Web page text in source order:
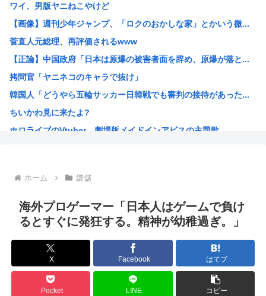
【画像】俺たちの姫、佳子さまのお気に入りのドレスがこちら...
エヌビディア、次期モデルから搭載メモリを半減させると発表...
【自民統一の広報紙】産経新聞 東北での発行休止へ
ヨーロッパが中国製メガソーラーを締め出しｗｗｗ
【NHK激震】職員への性被害を公表…番組出演者Xは事実上...
【アリババ】世界最大級のオープンなAIモデル「Qｗeｎ3...
インドネシア「高速鉄道！」中国「大赤字！」インドネシア「...
ワイ、男版ヤニねこやけど
【画像】週刊少年ジャンプ、「ロクのおかしな家」とかいう微...
菅直人元総理、再評価されるwww
【正論】中国政府「日本は原爆の被害者面を辞め、原爆が落と...
拷問官「ヤニネコのキャラで抜け」
韓国人「どうやら五輪サッカー日韓戦でも審判の接待があった...
ちいかわ見に来たよ?
ホロライブのVtuber、劇場版メイドインアビスの主題歌...
クウラ「…着床したな」 悟空「 」
トランプ「結局のところ(次期大統領選で)私たちはJ.D....
韓国人「悲報：サッカー協会の審判への性接待が事実の場合、...
韓国、サッカーW杯予選で審判を性接待して買収していたこと...
ジョジョのシーザー「やってない犯罪は殺人だけです。」←こ...
韓国人「竹田恒泰とか36親等を養子に迎えるなら天皇の血を...
ホーム 嫌儲
海外プロゲーマー「日本人はゲームで負け
るとすぐに発狂する。精神が幼稚過ぎ。」
X Facebook はてブ
Pocket LINE コピー